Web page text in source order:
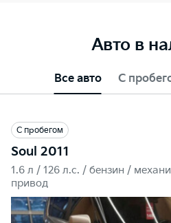
Авто в
Все авто С
С пробегом
Soul 2011
1.6 л / 126 л.c. / бензин /
привод